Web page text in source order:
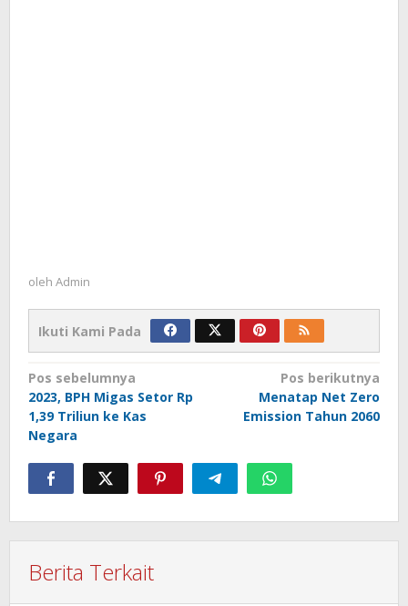
oleh Admin
Ikuti Kami Pada
Navigasi
pos
Pos sebelumnya
2023, BPH Migas Setor Rp
1,39 Triliun ke Kas
Negara
Pos berikutnya
Menatap Net Zero
Emission Tahun 2060
Berita Terkait